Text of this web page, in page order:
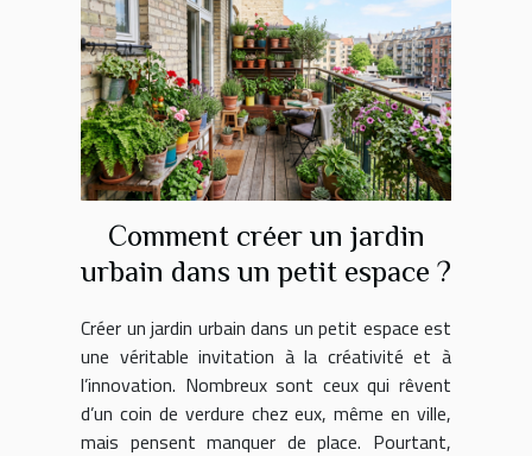
Comment créer un jardin
urbain dans un petit espace ?
Créer un jardin urbain dans un petit espace est
une véritable invitation à la créativité et à
l’innovation. Nombreux sont ceux qui rêvent
d’un coin de verdure chez eux, même en ville,
mais pensent manquer de place. Pourtant,